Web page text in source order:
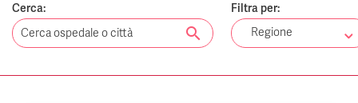
Cerca:
search
Filtra per:
Regione